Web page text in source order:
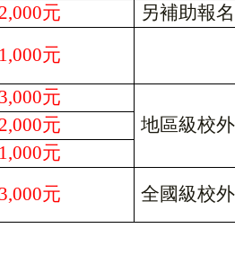
2,000元
另補助報
1,000元
3,000元
地區級校
2,000元
1,000元
3,000元 全國級校